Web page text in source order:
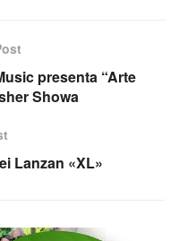
presenta “Arte
Showa
Lanzan «XL»